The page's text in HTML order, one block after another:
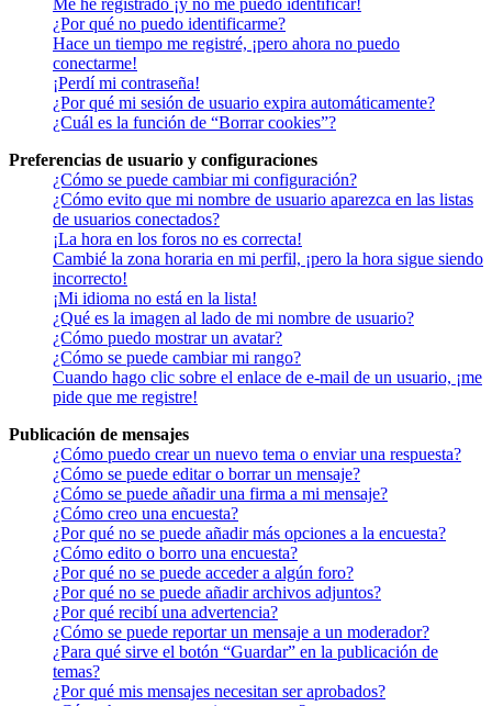
¿Por qué no puedo identificarme?
Hace un tiempo me registré, ¡pero ahora no puedo
conectarme!
¡Perdí mi contraseña!
¿Por qué mi sesión de usuario expira automáticamente?
¿Cuál es la función de “Borrar cookies”?
Preferencias de usuario y configuraciones
¿Cómo se puede cambiar mi configuración?
¿Cómo evito que mi nombre de usuario aparezca en las listas
de usuarios conectados?
¡La hora en los foros no es correcta!
Cambié la zona horaria en mi perfil, ¡pero la hora sigue siendo
incorrecto!
¡Mi idioma no está en la lista!
¿Qué es la imagen al lado de mi nombre de usuario?
¿Cómo puedo mostrar un avatar?
¿Cómo se puede cambiar mi rango?
Cuando hago clic sobre el enlace de e-mail de un usuario, ¡me
pide que me registre!
Publicación de mensajes
¿Cómo puedo crear un nuevo tema o enviar una respuesta?
¿Cómo se puede editar o borrar un mensaje?
¿Cómo se puede añadir una firma a mi mensaje?
¿Cómo creo una encuesta?
¿Por qué no se puede añadir más opciones a la encuesta?
¿Cómo edito o borro una encuesta?
¿Por qué no se puede acceder a algún foro?
¿Por qué no se puede añadir archivos adjuntos?
¿Por qué recibí una advertencia?
¿Cómo se puede reportar un mensaje a un moderador?
¿Para qué sirve el botón “Guardar” en la publicación de
temas?
¿Por qué mis mensajes necesitan ser aprobados?